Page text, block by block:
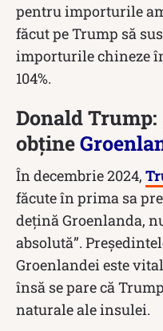
pentru importurile
făcut pe Trump să
importurile chineze
104%.
Donald Trump:
obține
În decembrie 2024,
făcute în prima sa
deţină Groenlanda,
absolută”.
Groenlandei este
însă se pare că
naturale ale insulei.